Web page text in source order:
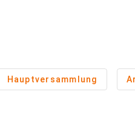
Hauptversammlung